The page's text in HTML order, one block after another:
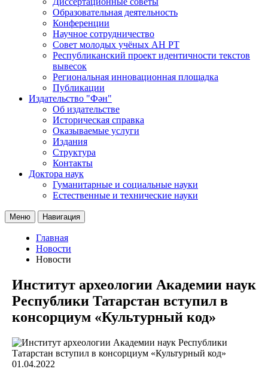
Образовательная деятельность
Конференции
Научное сотрудничество
Совет молодых учёных АН РТ
Республиканский проект идентичности текстов
вывесок
Региональная инновационная площадка
Публикации
Издательство "Фән"
Об издательстве
Историческая справка
Оказываемые услуги
Издания
Структура
Контакты
Доктора наук
Гуманитарные и социальные науки
Естественные и технические науки
Меню Навигация
Главная
Новости
Новости
Институт археологии Академии наук
Республики Татарстан вступил в
консорциум «Культурный код»
01.04.2022